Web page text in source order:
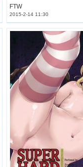
FTW
2015-2-14 11:30